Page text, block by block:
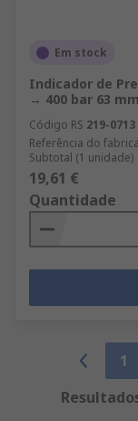
Em stock
Indicador de
→ 400 bar 63
Código RS 219-0713
Referência do
Subtotal (1 unidade)
19,61 €
Quantidade
1